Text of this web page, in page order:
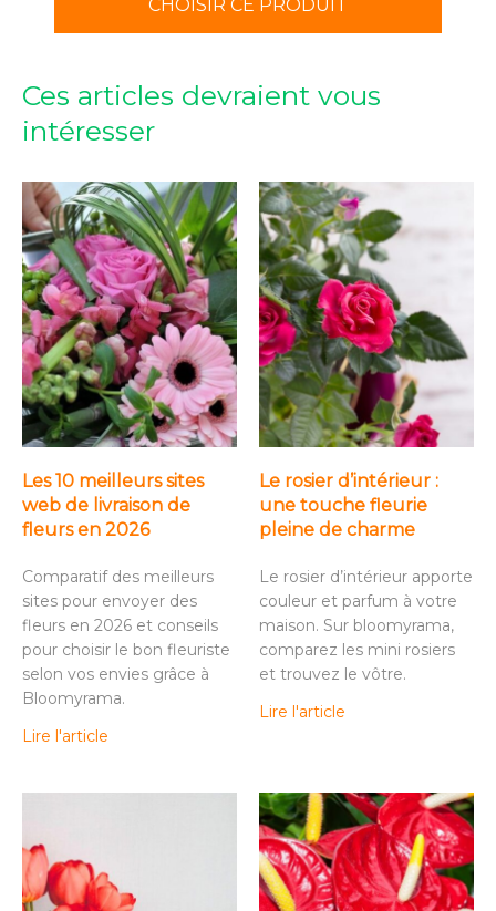
CHOISIR CE PRODUIT
Ces articles devraient vous
intéresser
Les 10 meilleurs sites
web de livraison de
fleurs en 2026
Comparatif des meilleurs
sites pour envoyer des
fleurs en 2026 et conseils
pour choisir le bon fleuriste
selon vos envies grâce à
Bloomyrama.
Lire l'article
Le rosier d’intérieur :
une touche fleurie
pleine de charme
Le rosier d’intérieur apporte
couleur et parfum à votre
maison. Sur bloomyrama,
comparez les mini rosiers
et trouvez le vôtre.
Lire l'article